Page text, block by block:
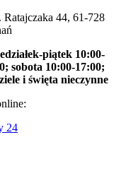
Ratajczaka 44, 61-728
piątek 10:00-
sobota 10:00-17:00;
i święta nieczynne
24